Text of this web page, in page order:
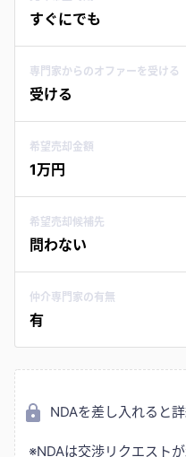
すぐにでも
専門家からのオファーを受ける
受ける
希望売却金額
1万円
希望売却候補先
問わない
仲介専門家の有無
有
NDAを差し入れると
※NDAは交渉リクエスト